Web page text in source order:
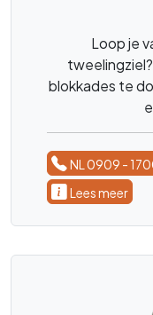
Loop je
blokkades te
NL 0909 -
Lees meer